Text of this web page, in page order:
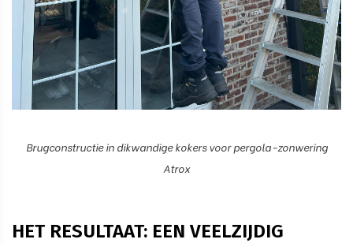
Brugconstructie in dikwandige kokers voor pergola-zonwering
Atrox
HET RESULTAAT: EEN VEELZIJDIG